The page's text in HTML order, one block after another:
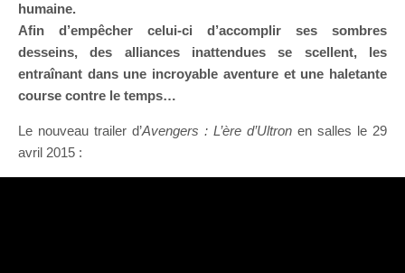
humaine.
Afin d’empêcher celui-ci d’accomplir ses sombres
desseins, des alliances inattendues se scellent, les
entraînant dans une incroyable aventure et une haletante
course contre le temps…
Le nouveau trailer d’Avengers : L’ère d’Ultron en salles le 29
avril 2015 :